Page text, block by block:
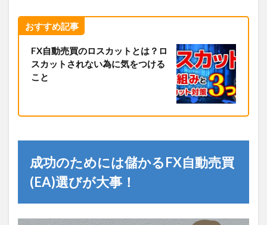
おすすめ記事
FX自動売買のロスカットとは？ロ
スカットされない為に気をつける
こと
成功のためには儲かるFX自動売買
(EA)選びが大事！